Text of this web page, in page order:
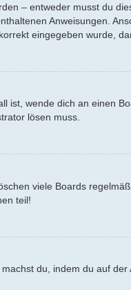
– entweder musst du
Anweisungen.
eingegeben wurde,
ist, wende dich an einen
lösen muss.
viele Boards
teil!
du, indem du auf